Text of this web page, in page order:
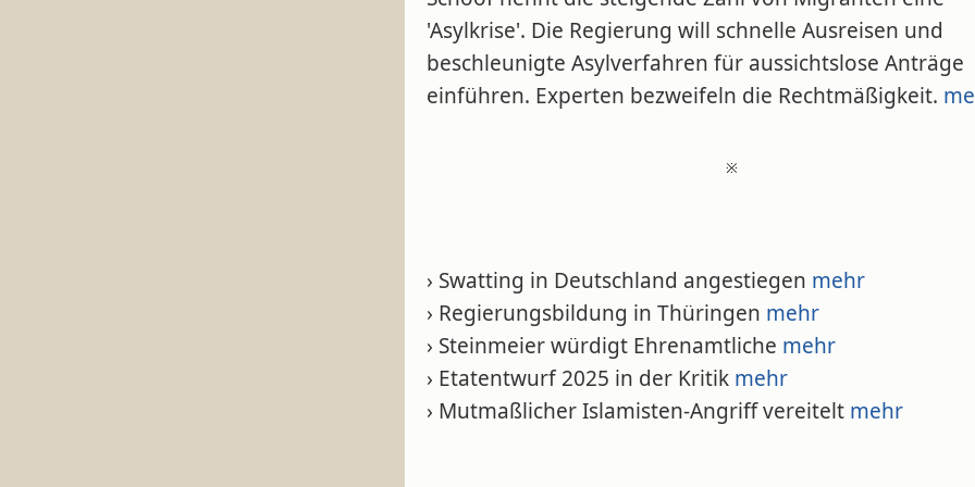
'Asylkrise'. Die Regierung will schnelle Ausreisen und
beschleunigte Asylverfahren für aussichtslose Anträge
einführen. Experten bezweifeln die Rechtmäßigkeit.
※
› Swatting in Deutschland angestiegen mehr
› Regierungsbildung in Thüringen mehr
› Steinmeier würdigt Ehrenamtliche mehr
› Etatentwurf 2025 in der Kritik mehr
› Mutmaßlicher Islamisten-Angriff vereitelt mehr